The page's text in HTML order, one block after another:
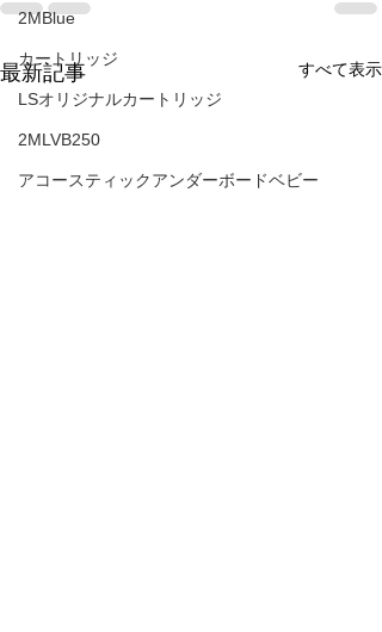
2MBlue
カートリッジ
LSオリジナルカートリッジ
2MLVB250
アコースティックアンダーボードベビー
最新記事 すべて表示